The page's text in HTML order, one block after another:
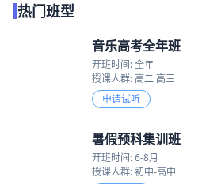
热门班型
音乐高考全年班
开班时间: 全年
授课人群: 高二 高三
申请试听
暑假预科集训班
开班时间: 6-8月
授课人群: 初中-高中